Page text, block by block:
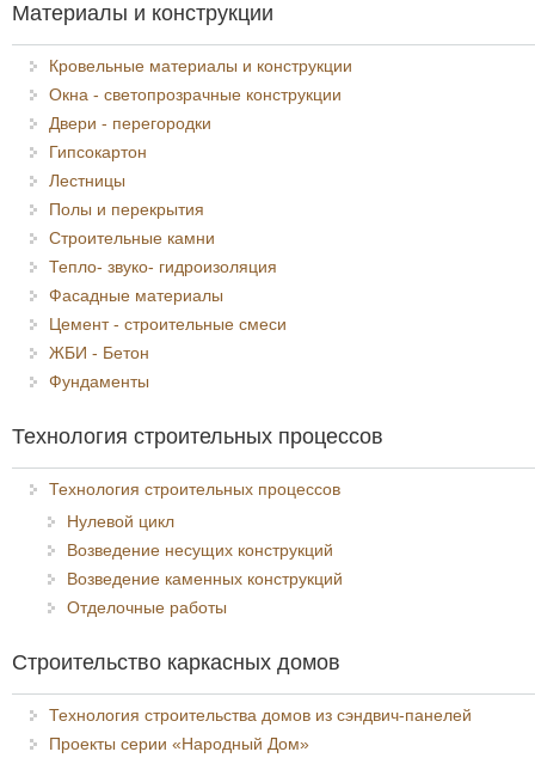
Материалы и конструкции
Кровельные материалы и конструкции
Окна - светопрозрачные конструкции
Двери - перегородки
Гипсокартон
Лестницы
Полы и перекрытия
Строительные камни
Тепло- звуко- гидроизоляция
Фасадные материалы
Цемент - строительные смеси
ЖБИ - Бетон
Фундаменты
Технология строительных процессов
Технология строительных процессов
Нулевой цикл
Возведение несущих конструкций
Возведение каменных конструкций
Отделочные работы
Строительство каркасных домов
Технология строительства домов из сэндвич-панелей
Проекты серии «Народный Дом»